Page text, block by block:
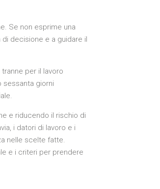
Se non esprime una
decisione e a guidare il
per il lavoro
sessanta giorni
e riducendo il rischio di
i datori di lavoro e i
nelle scelte fatte.
e i criteri per prendere